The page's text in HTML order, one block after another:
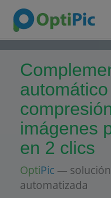
imágenes
en 2 clics
OptiPic —
automatizada